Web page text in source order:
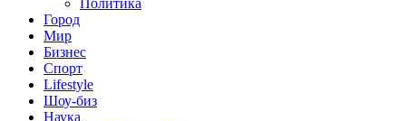
Политика
Город
Мир
Бизнес
Спорт
Lifestyle
Шоу-биз
Наука